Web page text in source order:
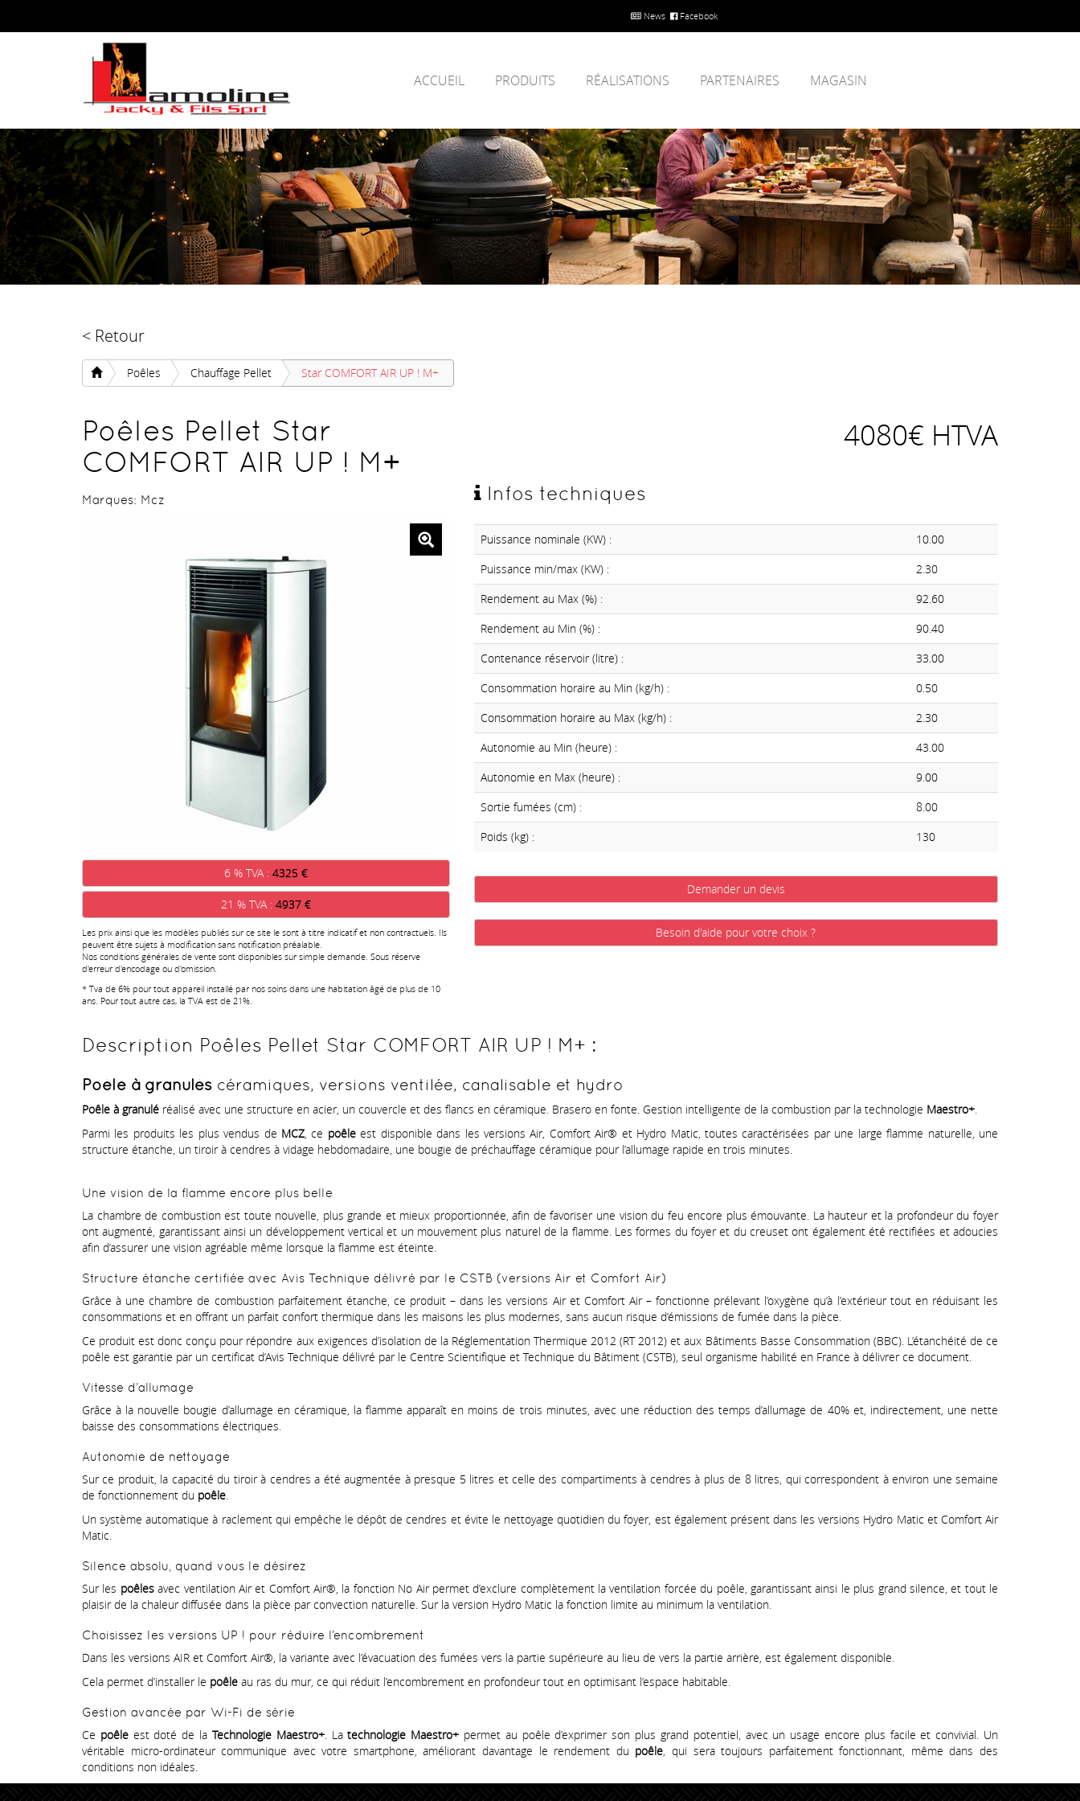
News Facebook
ACCUEIL PRODUITS RÉALISATIONS PARTENAIRES MAGASIN
< Retour
Poêles Chauffage Pellet Star COMFORT AIR UP ! M+
Poêles Pellet Star
COMFORT AIR UP ! M+
Marques: Mcz
6 % TVA : 4325 €
21 % TVA : 4937 €
Les prix ainsi que les modèles publiés sur ce site le sont à titre indicatif et non contractuels. Ils
peuvent être sujets à modification sans notification préalable.
Nos conditions générales de vente sont disponibles sur simple demande. Sous réserve
d'erreur d'encodage ou d'omission.
* Tva de 6% pour tout appareil installé par nos soins dans une habitation âgé de plus de 10
ans. Pour tout autre cas, la TVA est de 21%.
4080€ HTVA
Infos techniques
Puissance nominale (KW) :
10.00
Puissance min/max (KW) :
2.30
Rendement au Max (%) :
92.60
Rendement au Min (%) :
90.40
Contenance réservoir (litre) :
33.00
Consommation horaire au Min (kg/h) :
0.50
Consommation horaire au Max (kg/h) :
2.30
Autonomie au Min (heure) :
43.00
Autonomie en Max (heure) :
9.00
Sortie fumées (cm) :
8.00
Poids (kg) :
130
Demander un devis
Besoin d'aide pour votre choix ?
Description Poêles Pellet Star COMFORT AIR UP ! M+ :
Poêle à granulés céramiques, versions ventilée, canalisable et hydro
Poêle à granulé réalisé avec une structure en acier, un couvercle et des flancs en céramique. Brasero en fonte. Gestion intelligente de la combustion par la technologie Maestro+.
Parmi les produits les plus vendus de MCZ, ce poêleest disponible dans les versions Air, Comfort Air® et Hydro Matic, toutes caractérisées par une large flamme naturelle, une
structure étanche, un tiroir à cendres à vidage hebdomadaire, une bougie de préchauffage céramique pour l’allumage rapide en trois minutes.
Une vision de la flamme encore plus belle
La chambre de combustion est toute nouvelle, plus grande et mieux proportionnée, afin de favoriser une vision du feu encore plus émouvante. La hauteur et la profondeur du foyer
ont augmenté, garantissant ainsi un développement vertical et un mouvement plus naturel de la flamme. Les formes du foyer et du creuset ont également été rectifiées et adoucies
afin d’assurer une vision agréable même lorsque la flamme est éteinte.
Structure étanche certifiée avec Avis Technique délivré par le CSTB (versions Air et Comfort Air)
Grâce à une chambre de combustion parfaitement étanche, ce produit – dans les versions Air et Comfort Air – fonctionne prélevant l’oxygène qu’à l’extérieur tout en réduisant les
consommations et en offrant un parfait confort thermique dans les maisons les plus modernes, sans aucun risque d’émissions de fumée dans la pièce.
Ce produit est donc conçu pour répondre aux exigences d’isolation de la Réglementation Thermique 2012 (RT 2012) et aux Bâtiments Basse Consommation (BBC). L’étanchéité de ce
poêle est garantie par un certificat d’Avis Technique délivré par le Centre Scientifique et Technique du Bâtiment (CSTB), seul organisme habilité en France à délivrer ce document.
Vitesse d’allumage
Grâce à la nouvelle bougie d’allumage en céramique, la flamme apparaît en moins de trois minutes, avec une réduction des temps d’allumage de 40% et, indirectement, une nette
baisse des consommations électriques.
Autonomie de nettoyage
Sur ce produit, la capacité du tiroir à cendres a été augmentée à presque 5 litres et celle des compartiments à cendres à plus de 8 litres, qui correspondent à environ une semaine
de fonctionnement du poêle.
Un système automatique à raclement qui empêche le dépôt de cendres et évite le nettoyage quotidien du foyer, est également présent dans les versions Hydro Matic et Comfort Air
Matic.
Silence absolu, quand vous le désirez
Sur les poêlesavec ventilation Air et Comfort Air®, la fonction No Air permet d’exclure complètement la ventilation forcée du poêle, garantissant ainsi le plus grand silence, et tout le
plaisir de la chaleur diffusée dans la pièce par convection naturelle. Sur la version Hydro Matic la fonction limite au minimum la ventilation.
Choisissez les versions UP ! pour réduire l’encombrement
Dans les versions AIR et Comfort Air®, la variante avec l’évacuation des fumées vers la partie supérieure au lieu de vers la partie arrière, est également disponible.
Cela permet d’installer le poêle au ras du mur, ce qui réduit l’encombrement en profondeur tout en optimisant l’espace habitable.
Gestion avancée par Wi-Fi de série
Ce poêle est doté de la Technologie Maestro+. Latechnologie Maestro+ permet au poêle d’exprimer son plus grand potentiel, avec un usage encore plus facile et convivial. Un
véritable micro-ordinateur communique avec votre smartphone, améliorant davantage le rendement du poêle, qui sera toujours parfaitement fonctionnant, même dans des
conditions non idéales.